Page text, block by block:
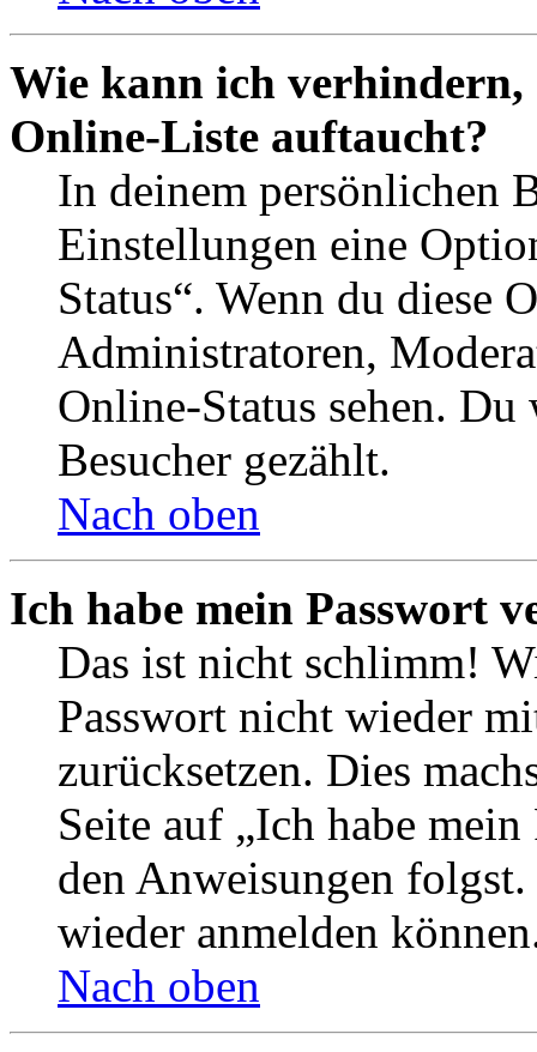
Wie kann ich verhindern,
Online-Liste auftaucht?
In deinem persönlichen
Einstellungen eine
Status“. Wenn du diese
Administratoren,
Online-Status sehen.
Besucher gezählt.
Nach oben
Ich habe mein Passwort
Das ist nicht schlimm!
Passwort nicht wieder
zurücksetzen. Dies
Seite auf „Ich habe
den Anweisungen
wieder anmelden
Nach oben